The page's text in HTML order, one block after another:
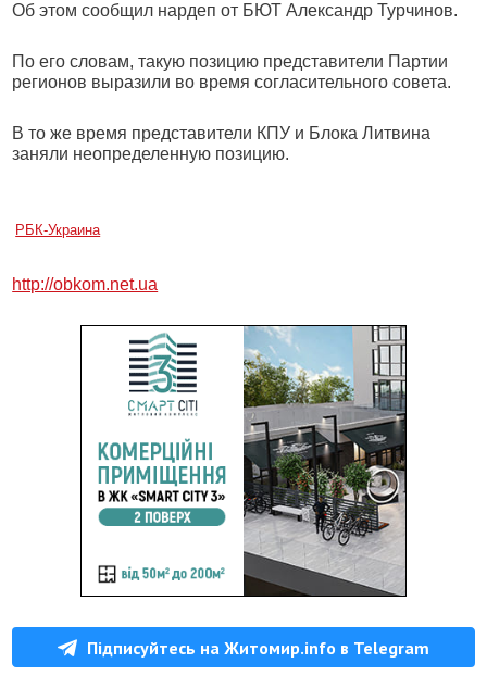
Об этом сообщил нардеп от БЮТ Александр Турчинов.
По его словам, такую позицию представители Партии
регионов выразили во время согласительного совета.
В то же время представители КПУ и Блока Литвина
заняли неопределенную позицию.
РБК-Украина
http://obkom.net.ua
Підписуйтесь на Житомир.info в Telegram